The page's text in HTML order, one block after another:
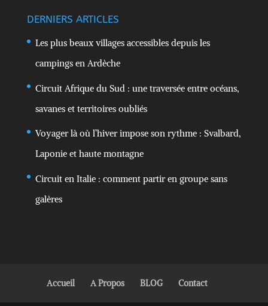
DERNIERS ARTICLES
Les plus beaux villages accessibles depuis les
campings en Ardèche
Circuit Afrique du Sud : une traversée entre océans,
savanes et territoires oubliés
Voyager là où l’hiver impose son rythme : Svalbard,
Laponie et haute montagne
Circuit en Italie : comment partir en groupe sans
galères
Accueil A Propos BLOG Contact